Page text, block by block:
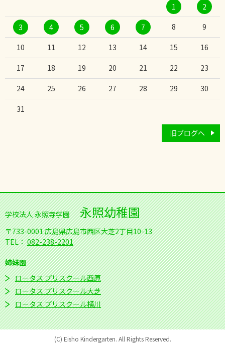
1 2
3 4 5 6 7 8 9
10 11 12 13 14 15 16
17 18 19 20 21 22 23
24 25 26 27 28 29 30
31
旧ブログへ
学校法人 永照寺学園 永照幼稚園
〒733-0001広島県広島市西区大芝2丁目10-13
TEL：082-238-2201
姉妹園
ロータス プリスクール西原
ロータス プリスクール大芝
ロータス プリスクール横川
(C) Eisho Kindergarten. All Rights Reserved.